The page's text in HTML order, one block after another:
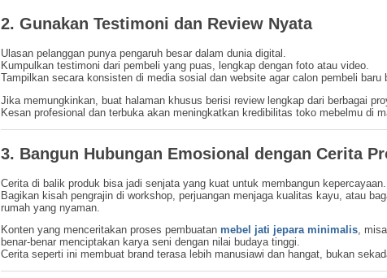
2. Gunakan Testimoni dan Review Nyata
Ulasan pelanggan punya pengaruh besar dalam dunia digital.
Kumpulkan testimoni dari pembeli yang puas, lengkap dengan foto atau video.
Tampilkan secara konsisten di media sosial dan website agar calon pembeli
Jika memungkinkan, buat halaman khusus berisi review lengkap dari berbagai
Kesan profesional dan terbuka akan meningkatkan kredibilitas toko mebelmu di
3. Bangun Hubungan Emosional dengan Cerita
Cerita di balik produk bisa jadi senjata yang kuat untuk membangun kepercayaan.
Bagikan kisah pengrajin di workshop, perjuangan menjaga kualitas kayu, atau
rumah yang nyaman.
Konten yang menceritakan proses pembuatan mebel jati jepara minimalis,
benar-benar menciptakan karya seni dengan nilai budaya tinggi.
Cerita seperti ini membuat brand terasa lebih manusiawi dan hangat, bukan